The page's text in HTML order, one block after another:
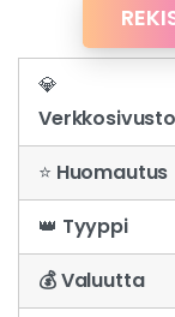
💎
Verkkosivusto
⭐ Huomautus
👑 Tyyppi
💰 Valuutta